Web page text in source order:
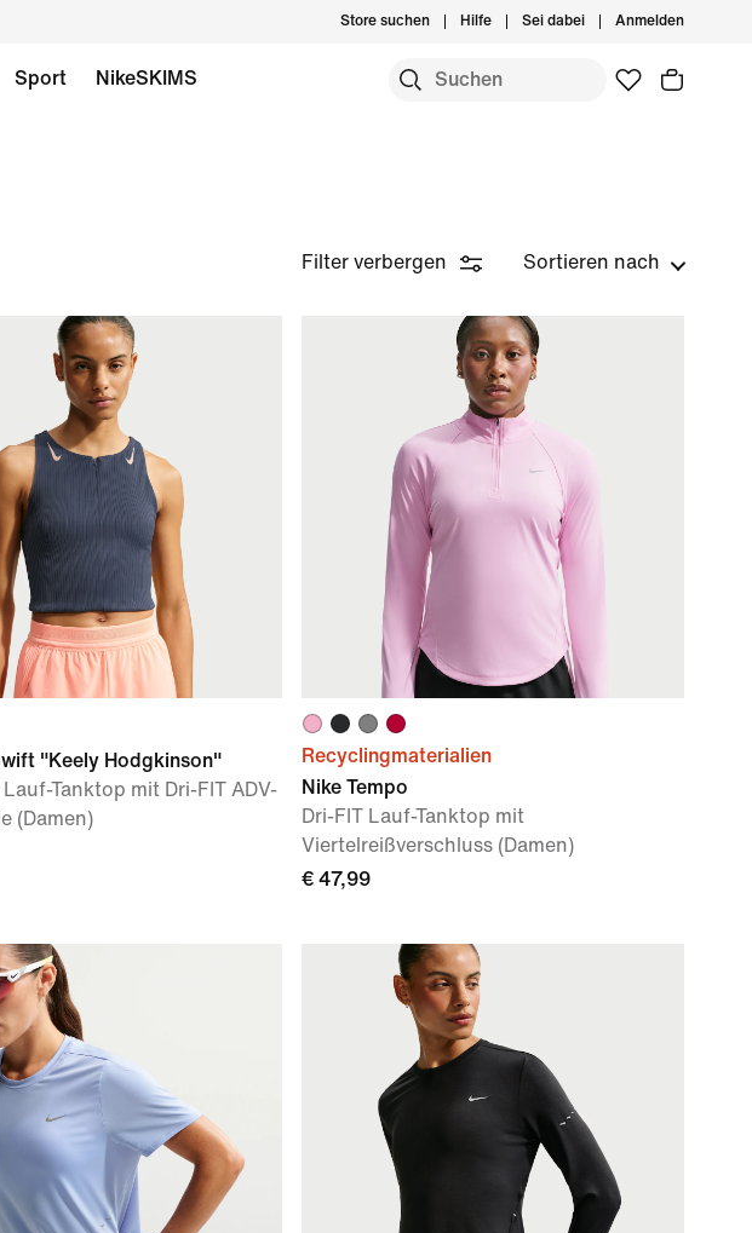
Store suchen Hilfe Sei dabei Anmelden
Sport NikeSKIMS
Filter verbergen Sortieren nach
"Keely Hodgkinson"
Tanktop mit Dri-FIT ADV-
(Damen)
Recyclingmaterialien
Nike Tempo
Dri-FIT Lauf-Tanktop mit
Viertelreißverschluss (Damen)
€ 47,99